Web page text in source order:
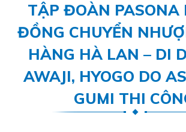
TẬP ĐOÀN PASONA
ĐỒNG CHUYỂN
HÀNG HÀ LAN – DI
AWAJI, HYOGO DO
GUMI THI